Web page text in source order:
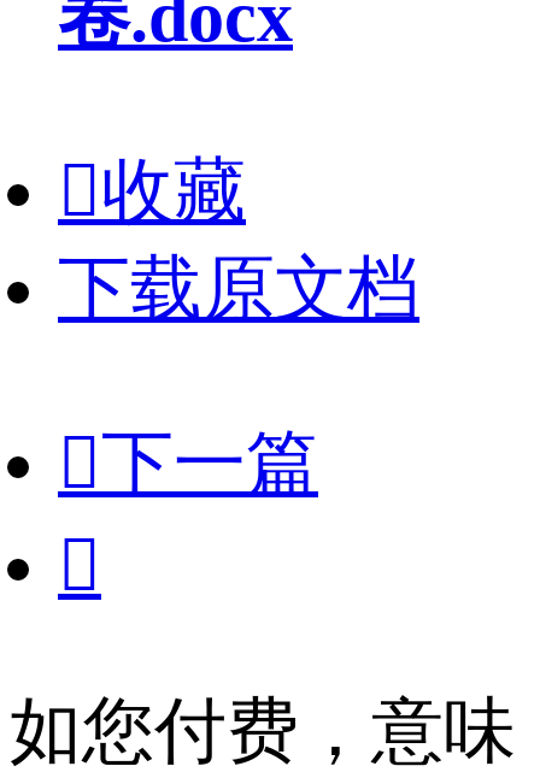
卷.docx
收藏
下载原文档
下一篇

如您付费，意味